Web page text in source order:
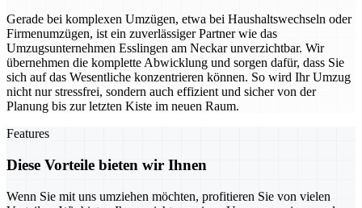
Gerade bei komplexen Umzügen, etwa bei Haushaltswechseln oder
Firmenumzügen, ist ein zuverlässiger Partner wie das
Umzugsunternehmen Esslingen am Neckar unverzichtbar. Wir
übernehmen die komplette Abwicklung und sorgen dafür, dass Sie
sich auf das Wesentliche konzentrieren können. So wird Ihr Umzug
nicht nur stressfrei, sondern auch effizient und sicher von der
Planung bis zur letzten Kiste im neuen Raum.
Features
Diese Vorteile bieten wir Ihnen
Wenn Sie mit uns umziehen möchten, profitieren Sie von vielen